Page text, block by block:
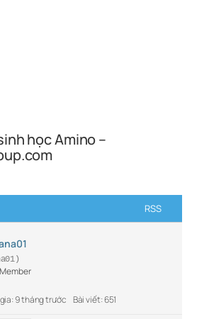
học Amino –
RSS
9 tháng trước Bài viết: 651